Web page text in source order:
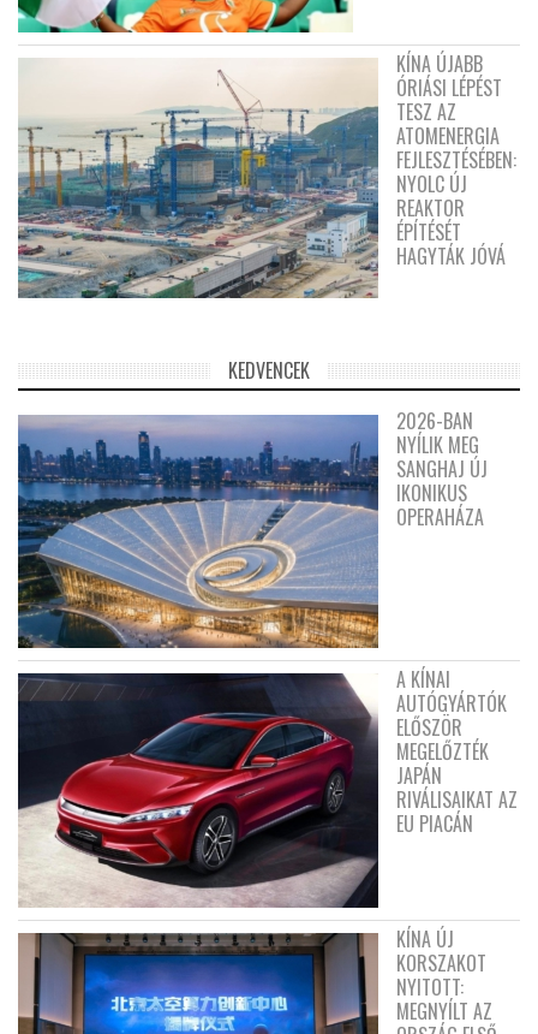
KÍNA ÚJABB
ÓRIÁSI LÉPÉST
TESZ AZ
ATOMENERGIA
FEJLESZTÉSÉBEN:
NYOLC ÚJ
REAKTOR
ÉPÍTÉSÉT
HAGYTÁK JÓVÁ
KEDVENCEK
2026-BAN
NYÍLIK MEG
SANGHAJ ÚJ
IKONIKUS
OPERAHÁZA
A KÍNAI
AUTÓGYÁRTÓK
ELŐSZÖR
MEGELŐZTÉK
JAPÁN
RIVÁLISAIKAT AZ
EU PIACÁN
KÍNA ÚJ
KORSZAKOT
NYITOTT:
MEGNYÍLT AZ